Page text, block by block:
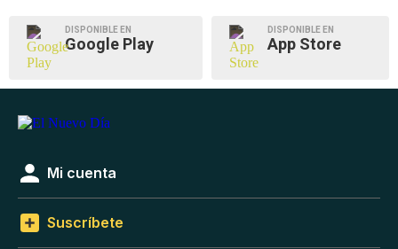
DISPONIBLE EN
Google Play
DISPONIBLE EN
App Store
Mi cuenta
Suscríbete